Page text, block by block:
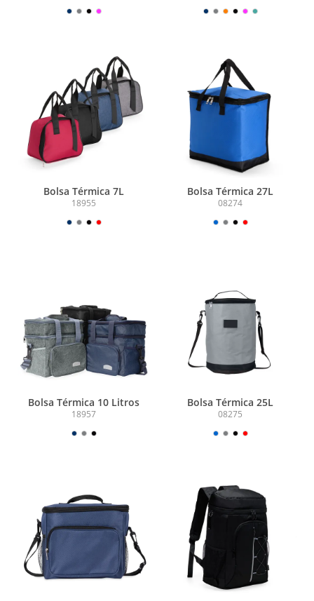
Bolsa Térmica 7L
18955
Bolsa Térmica 27L
08274
Bolsa Térmica 10 Litros
18957
Bolsa Térmica 25L
08275